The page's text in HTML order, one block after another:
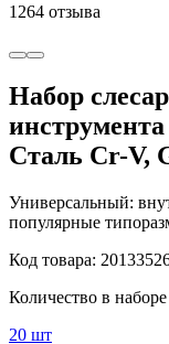
1264 отзыва
Набор
Сталь Cr-V,
Универсальный:
популярные
Код товара:
Количество в наборе
20 шт